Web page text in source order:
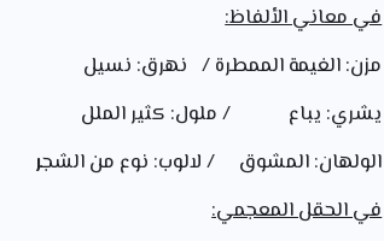
في معاني الألفاظ:
مزن: الغيمة الممطرة / نهرق: نسيل
يشري: يباع / ملول: كثير الملل
الولهان: المشوق / لالوب: نوع من الشجر
في الحقل المعجمي: